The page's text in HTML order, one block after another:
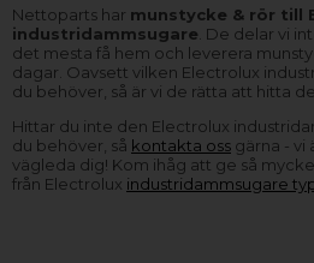
Nettoparts har munstycke & rör till
industridammsugare . De delar vi
det mesta få hem och leverera
dagar. Oavsett vilken Electrolux
du behöver, så är vi de rätta att hitta
Hittar du inte den Electrolux
du behöver, så kontakta oss gärna - vi
vägleda dig! Kom ihåg att ge så
från Electrolux industridammsugare